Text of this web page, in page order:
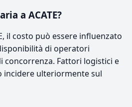
a ACATE?
il costo può essere influenzato
di operatori
concorrenza. Fattori logistici e
incidere ulteriormente sul